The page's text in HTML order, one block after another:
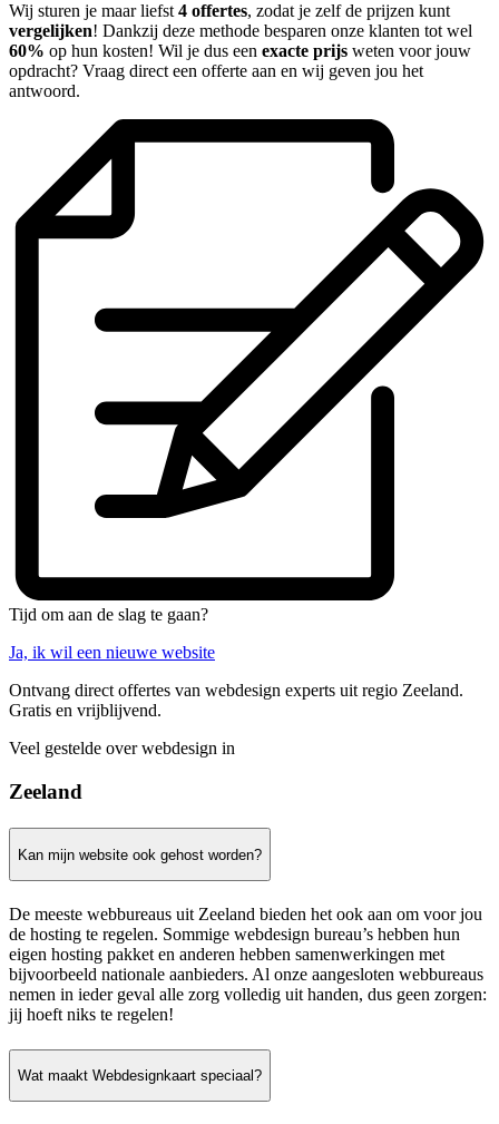
Wij sturen je maar liefst 4 offertes, zodat je zelf de prijzen kunt
vergelijken! Dankzij deze methode besparen onze klanten tot wel
60% op hun kosten! Wil je dus een exacte prijs weten voor jouw
opdracht? Vraag direct een offerte aan en wij geven jou het
antwoord.
Tijd om aan de slag te gaan?
Ja, ik wil een nieuwe website
Ontvang direct offertes van webdesign experts uit regio Zeeland.
Gratis en vrijblijvend.
Veel gestelde over webdesign in
Zeeland
Kan mijn website ook gehost worden?
De meeste webbureaus uit Zeeland bieden het ook aan om voor jou
de hosting te regelen. Sommige webdesign bureau’s hebben hun
eigen hosting pakket en anderen hebben samenwerkingen met
bijvoorbeeld nationale aanbieders. Al onze aangesloten webbureaus
nemen in ieder geval alle zorg volledig uit handen, dus geen zorgen:
jij hoeft niks te regelen!
Wat maakt Webdesignkaart speciaal?